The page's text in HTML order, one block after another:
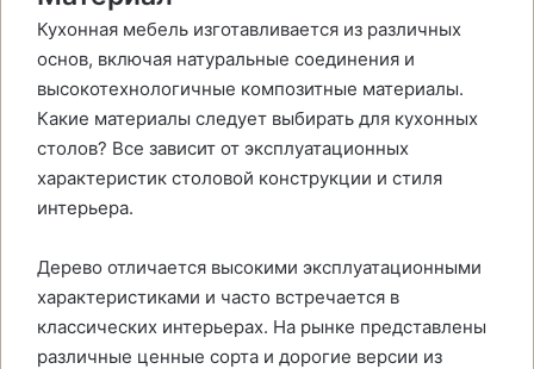
Кухонная мебель изготавливается из различных
основ, включая натуральные соединения и
высокотехнологичные композитные материалы.
Какие материалы следует выбирать для кухонных
столов? Все зависит от эксплуатационных
характеристик столовой конструкции и стиля
интерьера.
Дерево отличается высокими эксплуатационными
характеристиками и часто встречается в
классических интерьерах. На рынке представлены
различные ценные сорта и дорогие версии из